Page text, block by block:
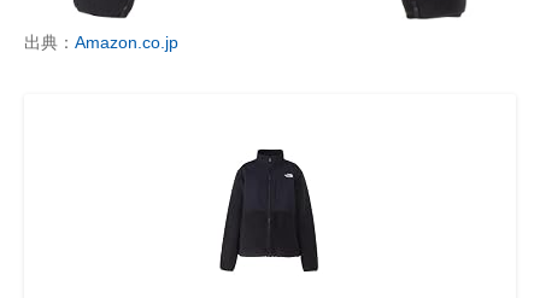
出典： Amazon.co.jp